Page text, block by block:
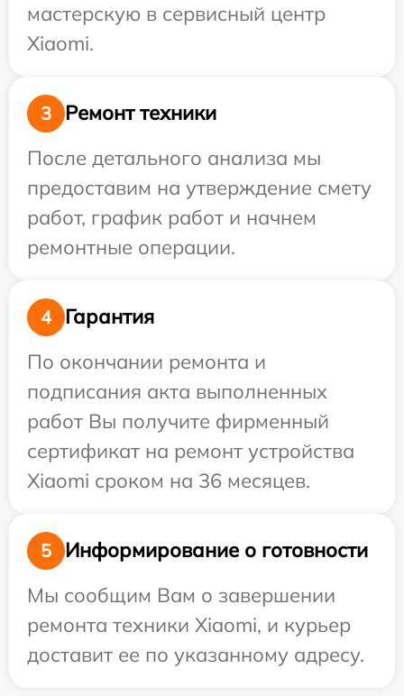
мастерскую в сервисный центр
Xiaomi.
3
Ремонт техники
После детального анализа мы
предоставим на утверждение смету
работ, график работ и начнем
ремонтные операции.
4
Гарантия
По окончании ремонта и
подписания акта выполненных
работ Вы получите фирменный
сертификат на ремонт устройства
Xiaomi сроком на 36 месяцев.
5
Информирование о готовности
Мы сообщим Вам о завершении
ремонта техники Xiaomi, и курьер
доставит ее по указанному адресу.